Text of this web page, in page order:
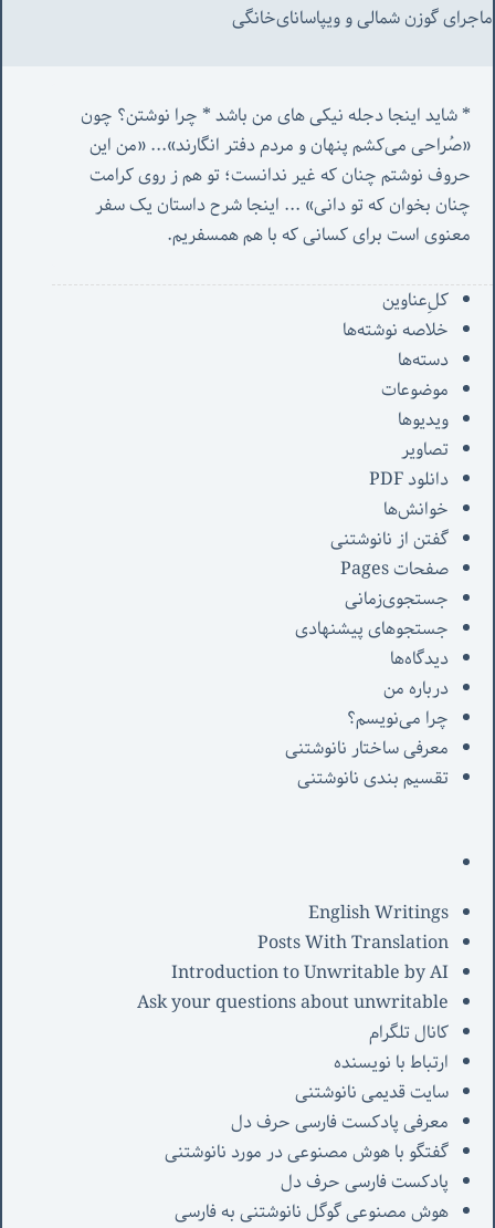
ماجرای گوزن شمالی و‌ ویپاسانای‌خانگی
«صُراحی می‌کشم پنهان‌ و مردم‌ دفتر انگارند»... «
چنان بخوان که تو دانی» ...
معنوی است برای کسانی که با هم همسفریم.
کل‌ِعناوین
خلاصه نوشته‌ها
دسته‌ها
موضوعات
ویدیوها
تصاویر
دانلود PDF
خوانش‌ها
گفتن از نانوشتنی
صفحات Pages
جستجوی‌زمانی
جستجوهای پیشنهادی
دیدگاه‌ها
درباره من
چرا می‌نویسم؟
معرفی‌ ساختار نانوشتنی
تقسیم بندی نانوشتنی
English Writings
Posts With Translation
Introduction to Unwritable by AI
Ask your questions about unwritable
کانال تلگرام
ارتباط با نویسنده
سایت قدیمی نانوشتنی
معرفی پادکست فارسی حرف دل
گفتگو با هوش مصنوعی در مورد نانوشتنی
پادکست فارسی حرف دل
هوش مصنوعی گوگل نانوشتنی به فارسی